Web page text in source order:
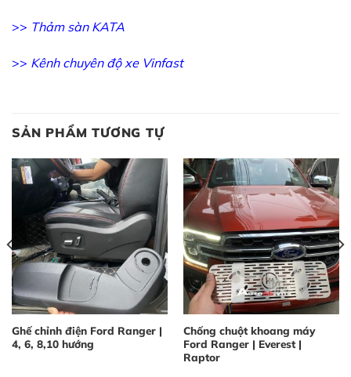
>> Thảm sàn KATA
>> Kênh chuyên độ xe Vinfast
SẢN PHẨM TƯƠNG TỰ
Ghế chỉnh điện Ford Ranger |
4, 6, 8,10 hướng
Chống chuột khoang máy
Ford Ranger | Everest |
Raptor